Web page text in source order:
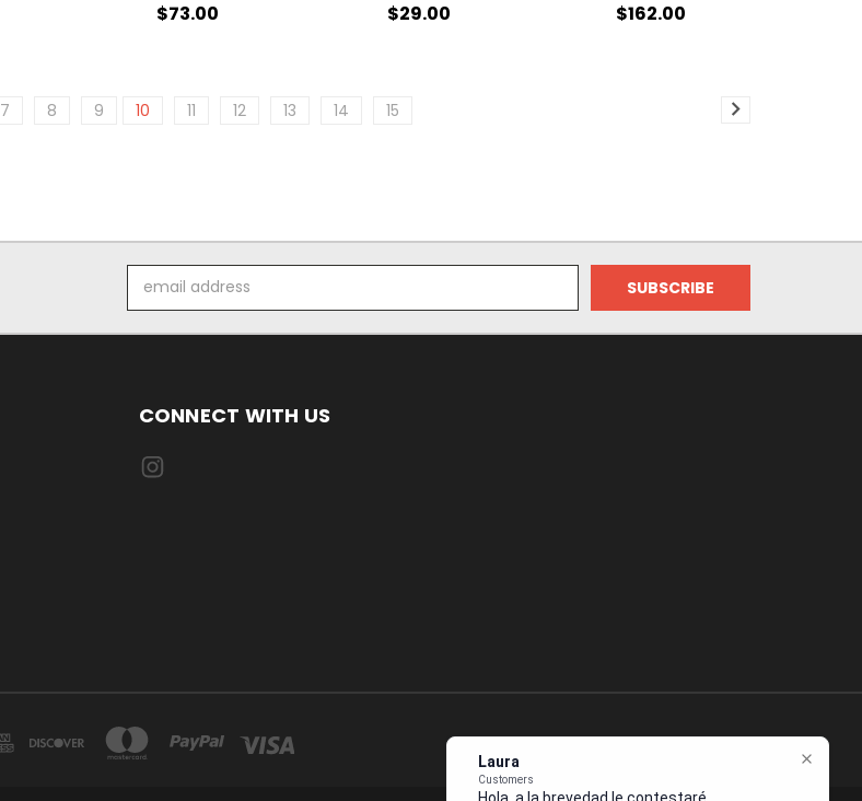
$73.00 $29.00 $162.00
7 8 9 10 11 12 13 14 15
Address
CONNECT WITH US